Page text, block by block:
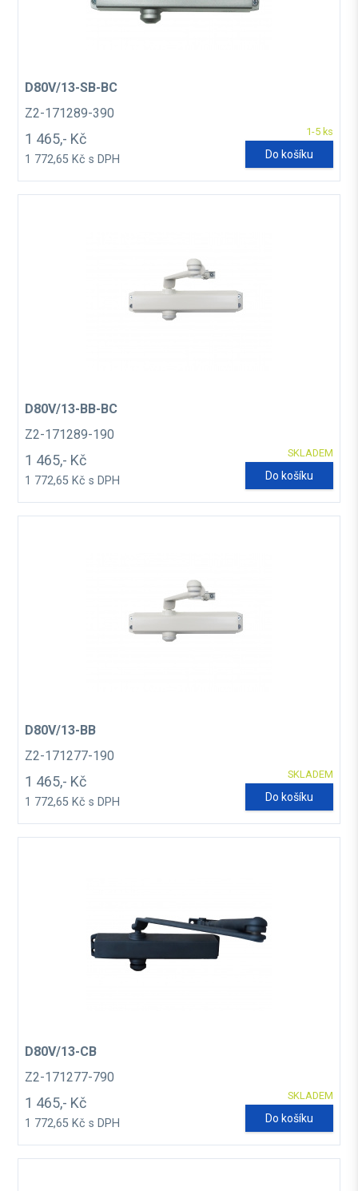
D80V/13-SB-BC
Z2-171289-390
1-5 ks
1 465,- Kč
1 772,65 Kč s DPH Do košíku
D80V/13-BB-BC
Z2-171289-190
SKLADEM
1 465,- Kč
1 772,65 Kč s DPH Do košíku
D80V/13-BB
Z2-171277-190
SKLADEM
1 465,- Kč
1 772,65 Kč s DPH Do košíku
D80V/13-CB
Z2-171277-790
SKLADEM
1 465,- Kč
1 772,65 Kč s DPH Do košíku